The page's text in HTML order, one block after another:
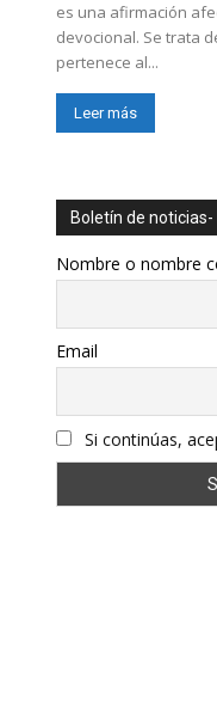
es una afirmación
devocional. Se trata
pertenece al...
Leer más
Boletín de
Nombre o nombre
Email
Si continúas,